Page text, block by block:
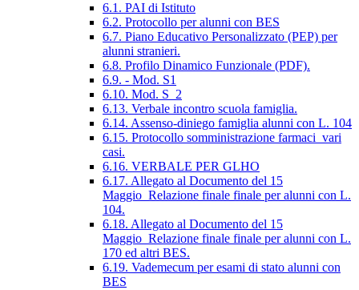
6.1. PAI di Istituto
6.2. Protocollo per alunni con BES
6.7. Piano Educativo Personalizzato (PEP) per
alunni stranieri.
6.8. Profilo Dinamico Funzionale (PDF).
6.9. - Mod. S1
6.10. Mod. S_2
6.13. Verbale incontro scuola famiglia.
6.14. Assenso-diniego famiglia alunni con L. 104
6.15. Protocollo somministrazione farmaci_vari
casi.
6.16. VERBALE PER GLHO
6.17. Allegato al Documento del 15
Maggio_Relazione finale finale per alunni con L.
104.
6.18. Allegato al Documento del 15
Maggio_Relazione finale finale per alunni con L.
170 ed altri BES.
6.19. Vademecum per esami di stato alunni con
BES